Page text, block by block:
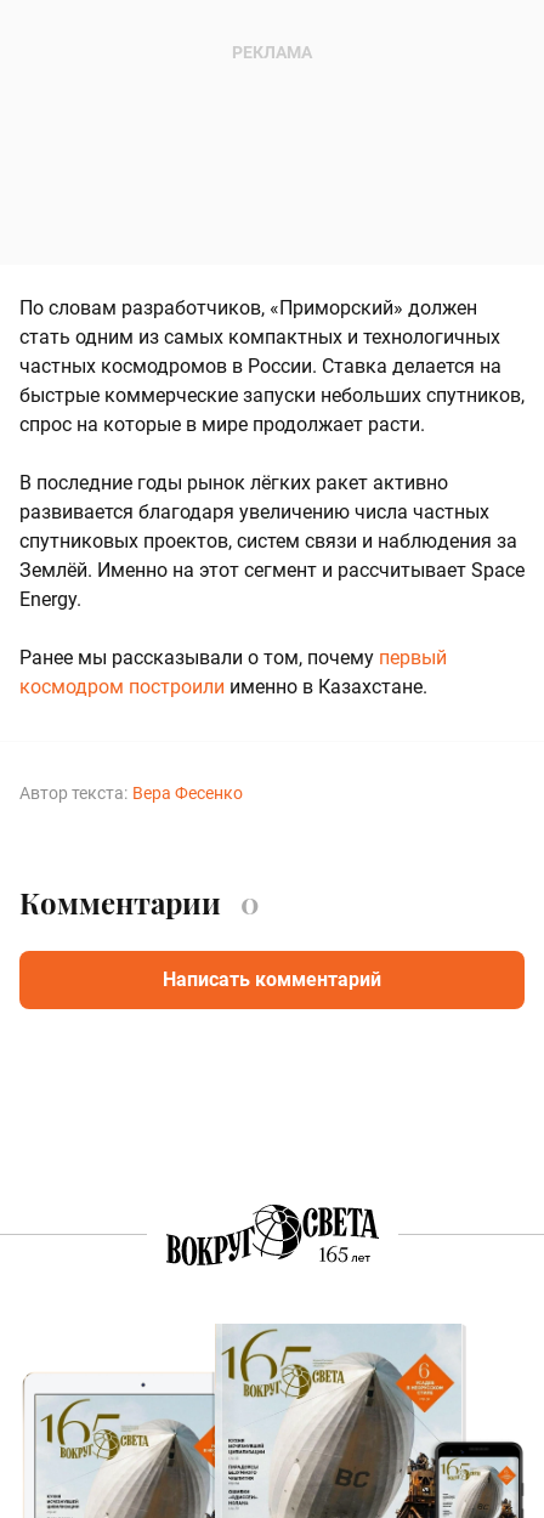
По словам разработчиков, «Приморский» должен
стать одним из самых компактных и технологичных
частных космодромов в России. Ставка делается на
быстрые коммерческие запуски небольших спутников,
спрос на которые в мире продолжает расти.
В последние годы рынок лёгких ракет активно
развивается благодаря увеличению числа частных
спутниковых проектов, систем связи и наблюдения за
Землёй. Именно на этот сегмент и рассчитывает Space
Energy.
Ранее мы рассказывали о том, почему первый
космодром построили именно в Казахстане.
Автор текста: Вера Фесенко
Комментарии 0
Написать комментарий